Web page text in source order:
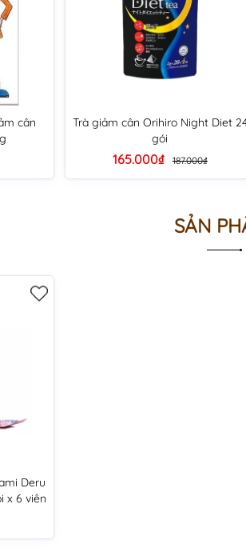
cân
Trà giảm cân Orihiro Night Diet
gói
165.000₫ 187.000₫
SẢN
Deru
x 6 viên